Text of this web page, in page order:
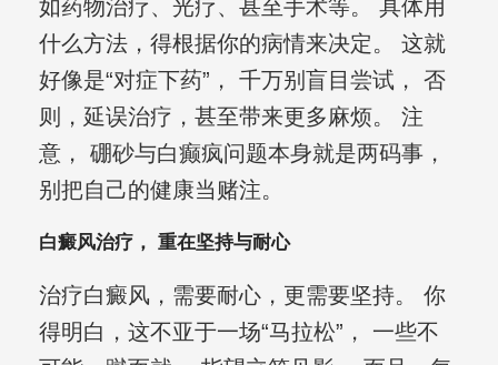
如药物治疗、光疗、甚至手术等。 具体用
什么方法，得根据你的病情来决定。 这就
好像是“对症下药”， 千万别盲目尝试， 否
则，延误治疗，甚至带来更多麻烦。 注
意， 硼砂与白癫疯问题本身就是两码事，
别把自己的健康当赌注。
白癜风治疗， 重在坚持与耐心
治疗白癜风，需要耐心，更需要坚持。 你
得明白，这不亚于一场“马拉松”， 一些不